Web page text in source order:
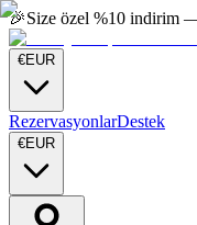
🎉Size özel %10 indirim
€EUR
RezervasyonlarDestek
€EUR